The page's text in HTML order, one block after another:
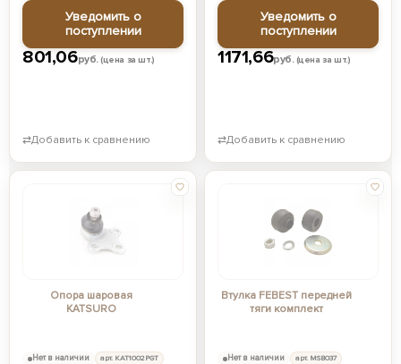
801,06руб.(цена за шт.)
Уведомить о
поступлении
⇄Добавить к сравнению
1171,66руб.(цена за шт.)
Уведомить о
поступлении
⇄Добавить к сравнению
Опора шаровая
KATSURO
Нет в наличии арт. KAT1002PGT
Втулка FEBEST передней
тяги комплект
Нет в наличии арт. MSB037